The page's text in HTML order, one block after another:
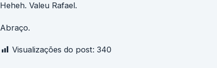
Heheh. Valeu Rafael.
Abraço.
Visualizações do post: 340